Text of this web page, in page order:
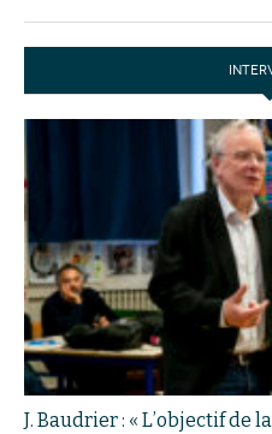
J. Baudrier : « L’objectif de